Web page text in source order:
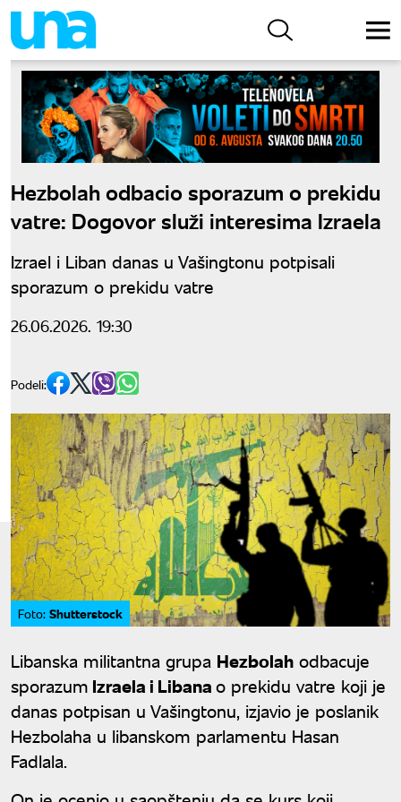
Hezbolah odbacio sporazum o prekidu
vatre: Dogovor služi interesima Izraela
Izrael i Liban danas u Vašingtonu potpisali
sporazum o prekidu vatre
26.06.2026. 19:30
Podeli:
Foto: Shutterstock
Libanska militantna grupa Hezbolah odbacuje
sporazum Izraela i Libanao prekidu vatre koji je
danas potpisan u Vašingtonu, izjavio je poslanik
Hezbolaha u libanskom parlamentu Hasan
Fadlala.